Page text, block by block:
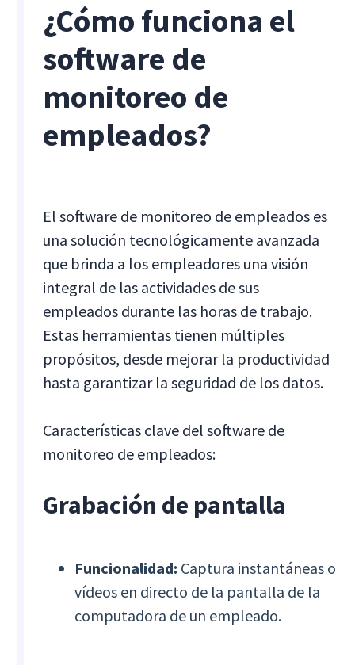
¿Cómo funciona el
software de
monitoreo de
empleados?
El software de monitoreo de empleados es
una solución tecnológicamente avanzada
que brinda a los empleadores una visión
integral de las actividades de sus
empleados durante las horas de trabajo.
Estas herramientas tienen múltiples
propósitos, desde mejorar la productividad
hasta garantizar la seguridad de los datos.
Características clave del software de
monitoreo de empleados:
Grabación de pantalla
Funcionalidad: Captura instantáneas o
vídeos en directo de la pantalla de la
computadora de un empleado.